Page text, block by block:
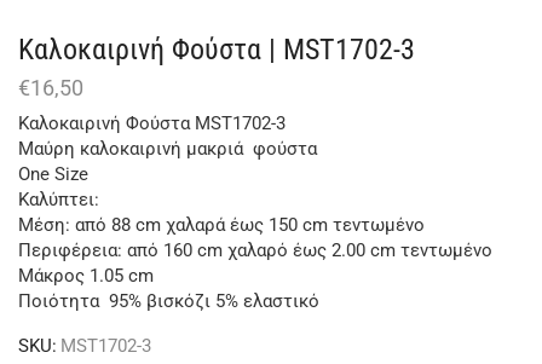
Καλοκαιρινή Φούστα | ΜST1702-3
€16,50
Καλοκαιρινή Φούστα ΜST1702-3
Μαύρη καλοκαιρινή μακριά φούστα
One Size
Καλύπτει:
Μέση: από 88 cm χαλαρά έως 150 cm τεντωμένο
Περιφέρεια: από 160 cm χαλαρό έως 2.00 cm τεντωμένο
Μάκρος 1.05 cm
Ποιότητα 95% βισκόζι 5% ελαστικό
SKU: ΜST1702-3